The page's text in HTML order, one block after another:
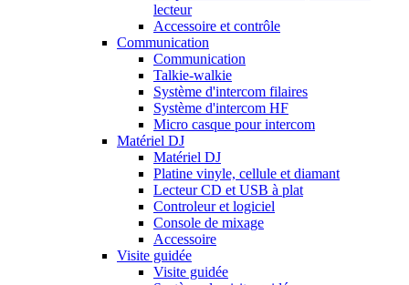
lecteur
Accessoire et contrôle
Communication
Communication
Talkie-walkie
Système d'intercom filaires
Système d'intercom HF
Micro casque pour intercom
Matériel DJ
Matériel DJ
Platine vinyle, cellule et diamant
Lecteur CD et USB à plat
Controleur et logiciel
Console de mixage
Accessoire
Visite guidée
Visite guidée